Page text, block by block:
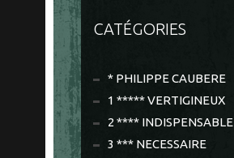
CATÉGORIES
* PHILIPPE CAUBERE
1 ***** VERTIGINEUX
2 **** INDISPENSABLE
3 *** NECESSAIRE